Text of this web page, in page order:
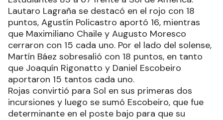
Lautaro Lagraña se destacó en el rojo con 18
puntos, Agustín Policastro aportó 16, mientras
que Maximiliano Chaile y Augusto Moresco
cerraron con 15 cada uno. Por el lado del solense,
Martín Báez sobresalió con 18 puntos, en tanto
que Joaquín Rigonatto y Daniel Escobeiro
aportaron 15 tantos cada uno.
Rojas convirtió para Sol en sus primeras dos
incursiones y luego se sumó Escobeiro, que fue
determinante en el poste bajo para que su